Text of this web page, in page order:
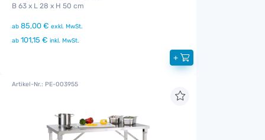
B 63 x L 28 x H 50 cm
ab 85,00 € exkl. MwSt.
ab 101,15 € inkl. MwSt.
+
Artikel-Nr.: PE-003955